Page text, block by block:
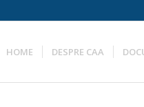
HOME DESPRE CAA